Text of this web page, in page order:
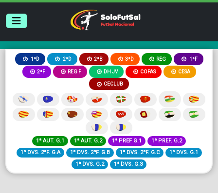
1ªD 2ªD 2ªB 3ªD REG 1ªF
2ªF REG F DH JV COPAS CESA
CECLUB
1ª AUT. G.1 1ª AUT. G.2 1ª PREF G.1
1ª PREF. G.2
1ª DVS. 2ªF. G.A
1ª DVS. 2ªF. G.B 1ª DVS. 2ªF. G.C
1ª DVS. G.1
1ª DVS. G.2
1ª DVS. G.3